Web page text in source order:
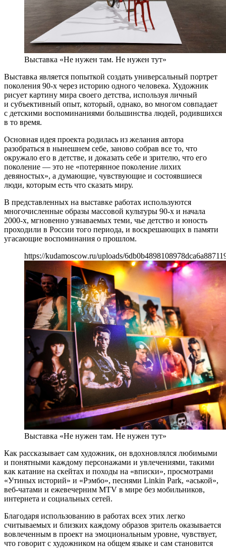
Выставка «Не нужен там. Не нужен тут»
Выставка является попыткой создать универсальный портрет
поколения 90-х через историю одного человека. Художник
рисует картину мира своего детства, используя личный
и субъективный опыт, который, однако, во многом совпадает
с детскими воспоминаниями большинства людей, родившихся
в то время.
Основная идея проекта родилась из желания автора
разобраться в нынешнем себе, заново собрав все то, что
окружало его в детстве, и доказать себе и зрителю, что его
поколение — это не «потерянное поколение лихих
девяностых», а думающие, чувствующие и состоявшиеся
люди, которым есть что сказать миру.
В представленных на выставке работах используются
многочисленные образы массовой культуры 90-х и начала
2000-х, мгновенно узнаваемых теми, чье детство и юность
проходили в России того периода, и воскрешающих в памяти
угасающие воспоминания о прошлом.
https://kudamoscow.ru/uploads/
Выставка «Не нужен там. Не нужен тут»
Как рассказывает сам художник, он вдохновлялся любимыми
и понятными каждому персонажами и увлечениями, такими
как катание на скейтах и походы на «вписки», просмотрами
«Утиных историй» и «Рэмбо», песнями Linkin Park, «аськой»,
веб-чатами и ежевечерним MTV в мире без мобильников,
интернета и социальных сетей.
Благодаря использованию в работах всех этих легко
считываемых и близких каждому образов зритель оказывается
вовлеченным в проект на эмоциональным уровне, чувствует,
что говорит с художником на общем языке и сам становится